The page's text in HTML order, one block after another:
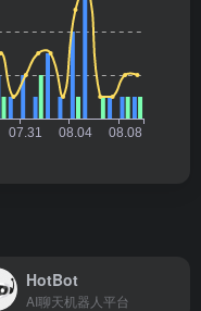
HotBot
AI聊天机器人平台